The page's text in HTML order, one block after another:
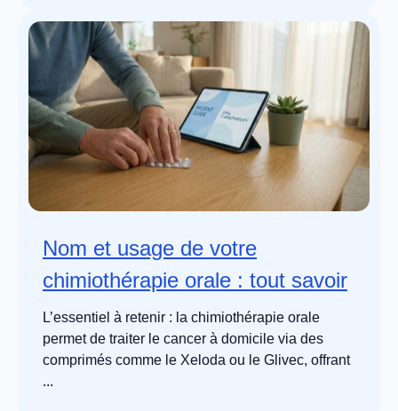
Nom et usage de votre
chimiothérapie orale : tout savoir
L’essentiel à retenir : la chimiothérapie orale
permet de traiter le cancer à domicile via des
comprimés comme le Xeloda ou le Glivec, offrant
...